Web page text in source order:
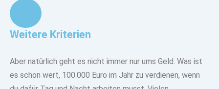
Weitere Kriterien
Aber natürlich geht es nicht immer nur ums Geld. Was ist
es schon wert, 100.000 Euro im Jahr zu verdienen, wenn